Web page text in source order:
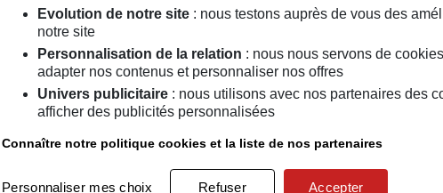
Rechercher
Evolution de notre site : nous testons auprès de vous des
notre site
Personnalisation de la relation : nous nous servons de
adapter nos contenus et personnaliser nos offres
Univers publicitaire : nous utilisons avec nos partenaires des
afficher des publicités personnalisées
Connaître notre politique cookies et la liste de nos partenaires
Personnaliser mes choix Refuser Accepter